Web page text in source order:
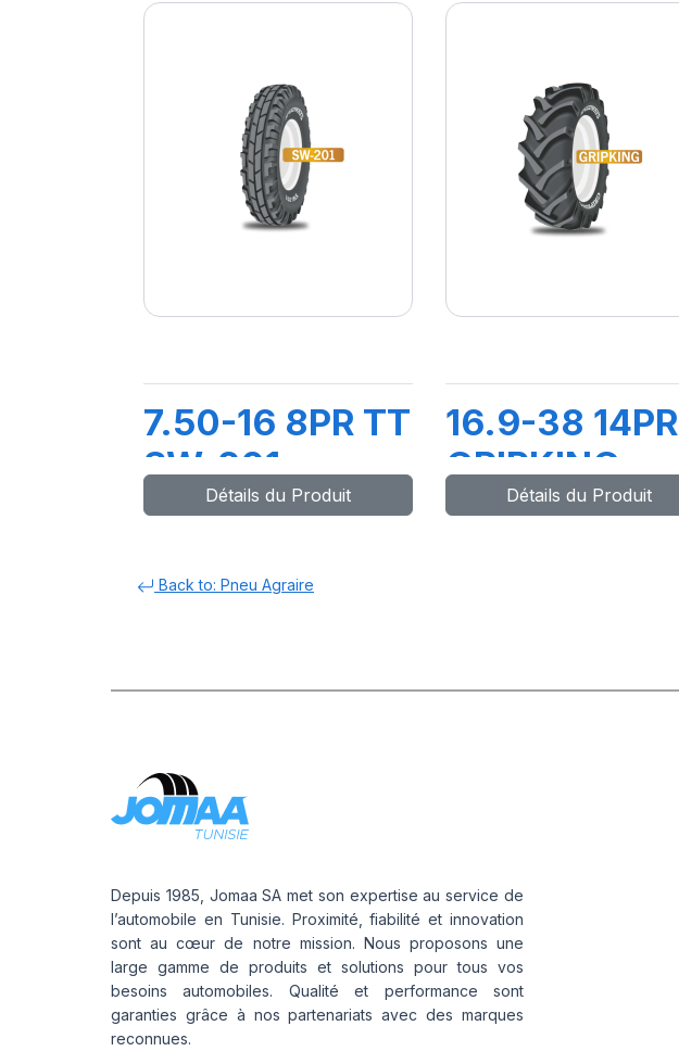
7.50-16 8PR TT
SW-201
Détails du Produit
16.9-38 14PR
GRIPKING
Détails du Produit
Back to: Pneu Agraire
Depuis 1985, Jomaa SA met son expertise au service de
l’automobile en Tunisie. Proximité, fiabilité et innovation
sont au cœur de notre mission. Nous proposons une
large gamme de produits et solutions pour tous vos
besoins automobiles. Qualité et performance sont
garanties grâce à nos partenariats avec des marques
reconnues.